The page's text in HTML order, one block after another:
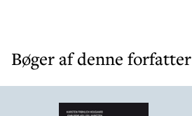
Bøger af denne forfatter